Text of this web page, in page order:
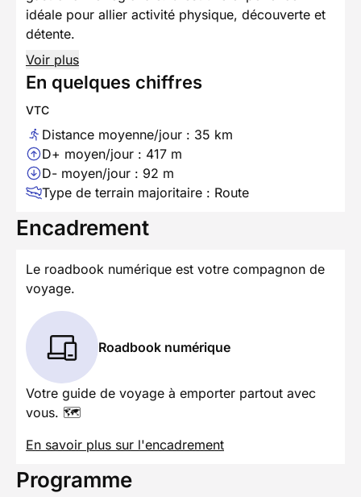
idéale pour allier activité physique, découverte et
détente.
Voir plus
En quelques chiffres
VTC
Distance moyenne/jour : 35 km
D+ moyen/jour : 417 m
D- moyen/jour : 92 m
Type de terrain majoritaire : Route
Encadrement
Le roadbook numérique est votre compagnon de
voyage.
Roadbook numérique
Votre guide de voyage à emporter partout avec
vous. 🗺️
En savoir plus sur l'encadrement
Programme